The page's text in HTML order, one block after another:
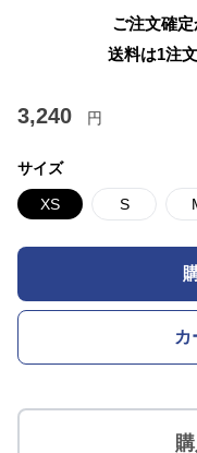
ご注文確
送料は1注
3,240 円
サイズ
XS S
カ